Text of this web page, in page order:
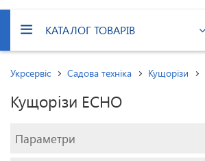
КАТАЛОГ ТОВАРІВ
Укрсервіс Садова техніка Кущорізи
Кущорізи ECHO
Параметри